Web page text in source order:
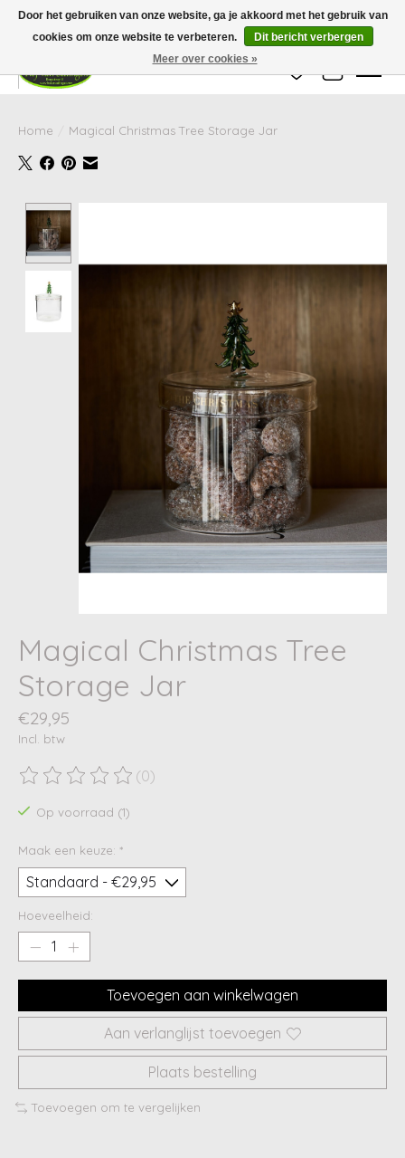
Wij zijn gesloten van 24 december tot en met 25 januari. Houd er rekening mee
dat de levertijd van uw bestelling in deze periode langer kan zijn dan
gebruikelijk.
Verlanglijst
Home Magical Christmas Tree Storage Jar
Magical Christmas Tree
Storage Jar
€29,95
Incl. btw
De beoordeling van dit product is
(0)
Op voorraad (1)
Maak een keuze: *
Hoeveelheid:
Toevoegen aan winkelwagen
Aan verlanglijst toevoegen
Plaats bestelling
Toevoegen om te vergelijken
Door het gebruiken van onze website, ga je akkoord met het gebruik van
cookies om onze website te verbeteren.
Dit bericht verbergen
Meer over cookies »